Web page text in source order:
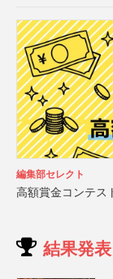
編集部セレクト
高額賞金コンテス
結果発表